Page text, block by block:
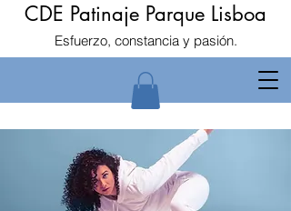
CDE Patinaje Parque Lisboa
Esfuerzo, constancia y pasión.